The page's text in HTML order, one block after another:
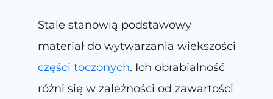
Stale stanowią podstawowy
materiał do wytwarzania większości
części toczonych. Ich obrabialność
różni się w zależności od zawartości